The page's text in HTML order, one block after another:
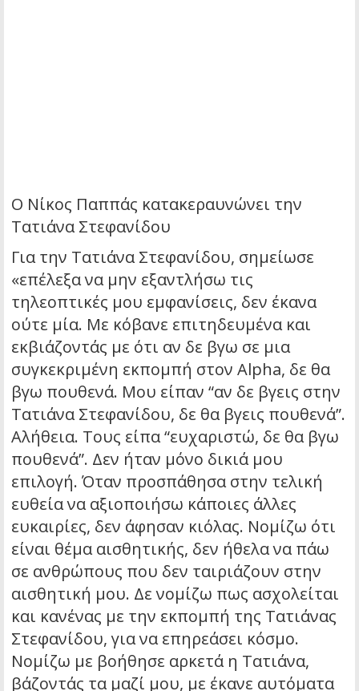
Ο Νίκος Παππάς κατακεραυνώνει την
Τατιάνα Στεφανίδου
Για την Τατιάνα Στεφανίδου, σημείωσε
«επέλεξα να μην εξαντλήσω τις
τηλεοπτικές μου εμφανίσεις, δεν έκανα
ούτε μία. Με κόβανε επιτηδευμένα και
εκβιάζοντάς με ότι αν δε βγω σε μια
συγκεκριμένη εκπομπή στον Alpha, δε θα
βγω πουθενά. Μου είπαν “αν δε βγεις στην
Τατιάνα Στεφανίδου, δε θα βγεις πουθενά”.
Αλήθεια. Τους είπα “ευχαριστώ, δε θα βγω
πουθενά”. Δεν ήταν μόνο δικιά μου
επιλογή. Όταν προσπάθησα στην τελική
ευθεία να αξιοποιήσω κάποιες άλλες
ευκαιρίες, δεν άφησαν κιόλας. Νομίζω ότι
είναι θέμα αισθητικής, δεν ήθελα να πάω
σε ανθρώπους που δεν ταιριάζουν στην
αισθητική μου. Δε νομίζω πως ασχολείται
και κανένας με την εκπομπή της Τατιάνας
Στεφανίδου, για να επηρεάσει κόσμο.
Νομίζω με βοήθησε αρκετά η Τατιάνα,
βάζοντάς τα μαζί μου, με έκανε αυτόματα